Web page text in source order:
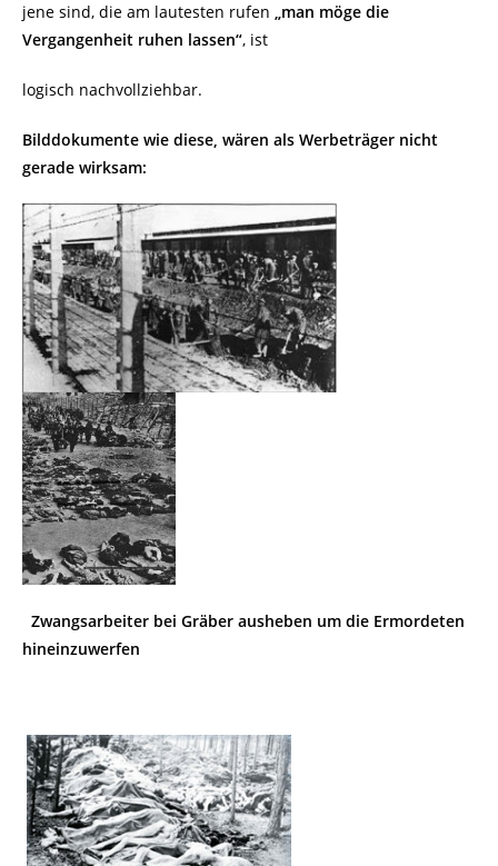
jene sind, die am lautesten rufen „man möge die
Vergangenheit ruhen lassen“, ist
logisch nachvollziehbar.
Bilddokumente wie diese, wären als Werbeträger nicht
gerade wirksam:
Zwangsarbeiter bei Gräber ausheben um die Ermordeten
hineinzuwerfen